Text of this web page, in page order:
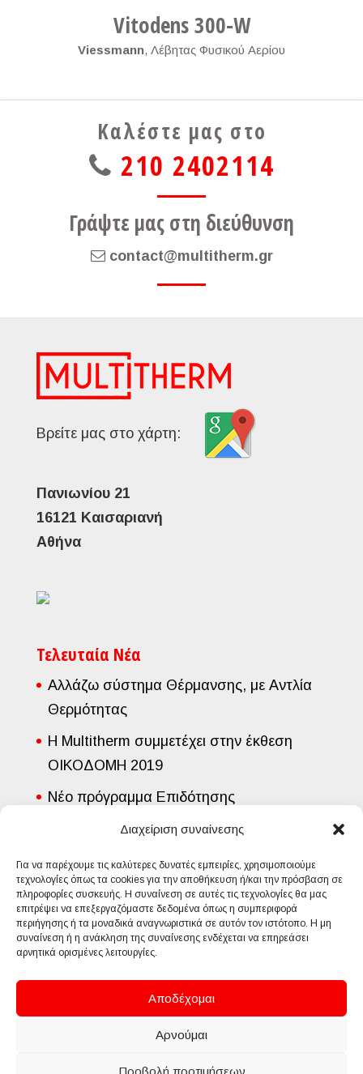
Διαχείριση συναίνεσης
Για να παρέχουμε τις καλύτερες δυνατές εμπειρίες, χρησιμοποιούμε
τεχνολογίες όπως τα cookies για την αποθήκευση ή/και την πρόσβαση σε
πληροφορίες συσκευής. Η συναίνεση σε αυτές τις τεχνολογίες θα μας
επιτρέψει να επεξεργαζόμαστε δεδομένα όπως η συμπεριφορά
περιήγησης ή τα μοναδικά αναγνωριστικά σε αυτόν τον ιστότοπο. Η μη
συναίνεση ή η ανάκληση της συναίνεσης ενδέχεται να επηρεάσει
αρνητικά ορισμένες λειτουργίες.
Αποδέχομαι
Αρνούμαι
Προβολή προτιμήσεων
Vitodens 300-W
Viessmann, Λέβητας Φυσικού Αερίου
Καλέστε μας στο
210 2402114
Γράψτε μας στη διεύθυνση
contact@multitherm.gr
Βρείτε μας στο χάρτη:
Πανιωνίου 21
16121 Καισαριανή
Αθήνα
Τελευταία Νέα
Αλλάζω σύστημα Θέρμανσης, με Αντλία
Θερμότητας
Η Multitherm συμμετέχει στην έκθεση
ΟΙΚΟΔΟΜΗ 2019
Νέο πρόγραμμα Επιδότησης
Εγκατάστασης Φυσικού Αερίου από την
Buderus De Dietrich
Viessmann
Τεχνικά Άρθρα